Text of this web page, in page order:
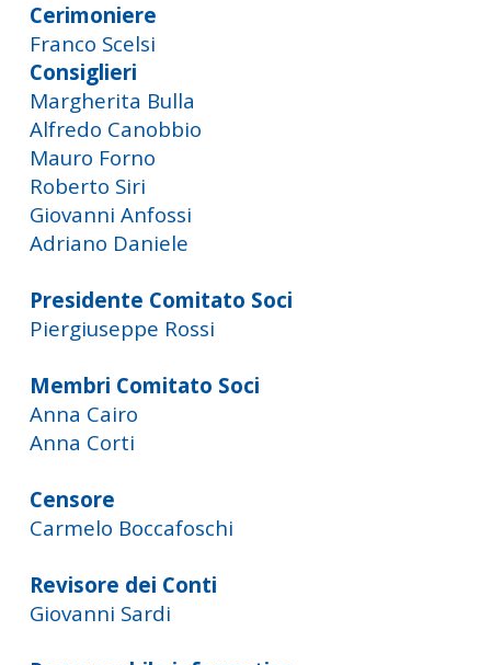
Cerimoniere
Franco Scelsi
Consiglieri
Margherita Bulla
Alfredo Canobbio
Mauro Forno
Roberto Siri
Giovanni Anfossi
Adriano Daniele
Presidente Comitato Soci
Piergiuseppe Rossi
Membri Comitato Soci
Anna Cairo
Anna Corti
Censore
Carmelo Boccafoschi
Revisore dei Conti
Giovanni Sardi